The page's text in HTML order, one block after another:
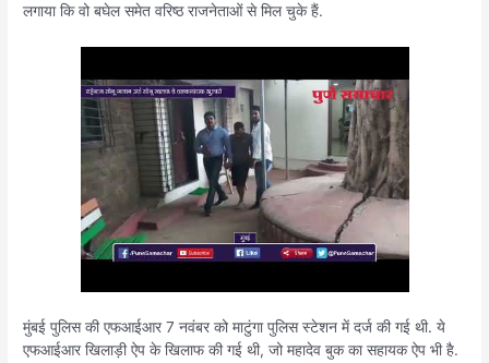
लगाया कि वो बघेल समेत वरिष्ठ राजनेताओं से मिल चुके हैं.
मुंबई पुलिस की एफआईआर 7 नवंबर को माटुंगा पुलिस स्टेशन में दर्ज की गई थी. ये
एफआईआर खिलाड़ी ऐप के खिलाफ की गई थी, जो महादेव बुक का सहायक ऐप भी है.